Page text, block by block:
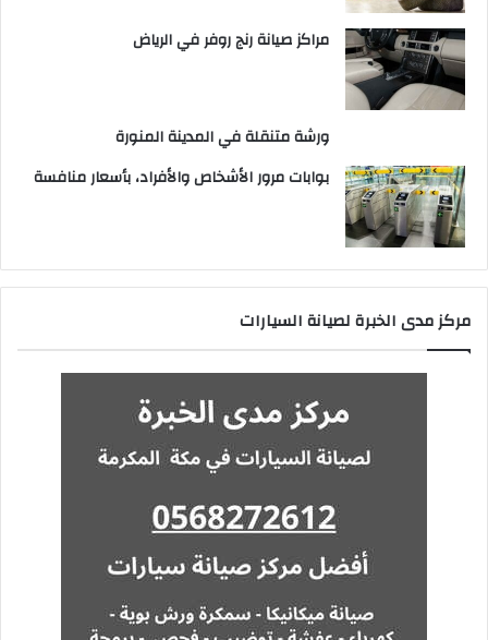
مراكز صيانة رنج روفر في الرياض
ورشة متنقلة في المدينة المنورة
بوابات مرور الأشخاص والأفراد، بأسعار منافسة
مركز مدى الخبرة لصيانة السيارات